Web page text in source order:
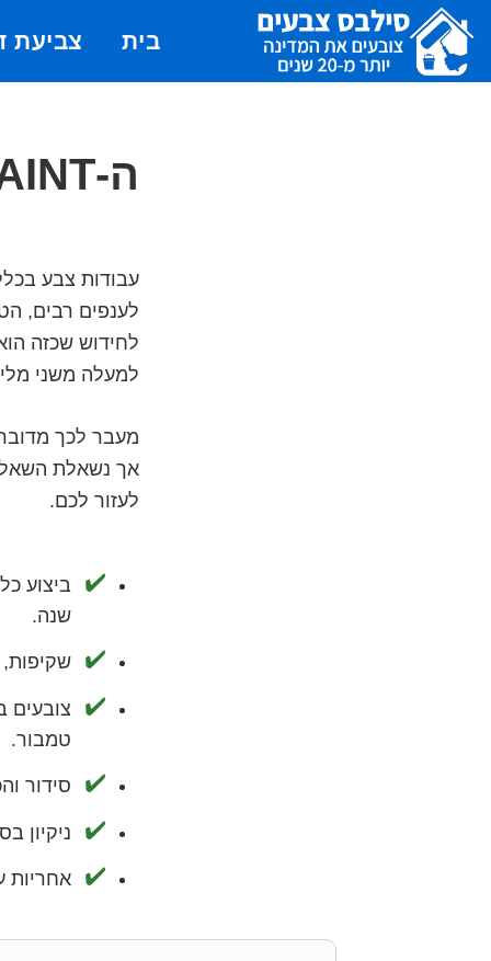
Skip
primary
Skip
main
Skip
footer
סילבס
בית צביעת
עבודות צבע
לענפים רבים,
למעלה משני
מעבר לכך
אך נשאלת
לעזור לכם.
שנה.
שקיפות,
צובעים
טמבור.
סידור
ניקיון
אחריות